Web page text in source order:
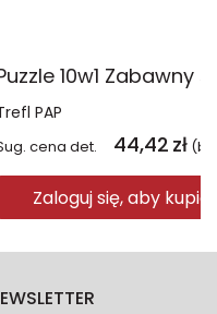
PAP
cena det. 44,42 zł
Zaloguj się, aby kupić